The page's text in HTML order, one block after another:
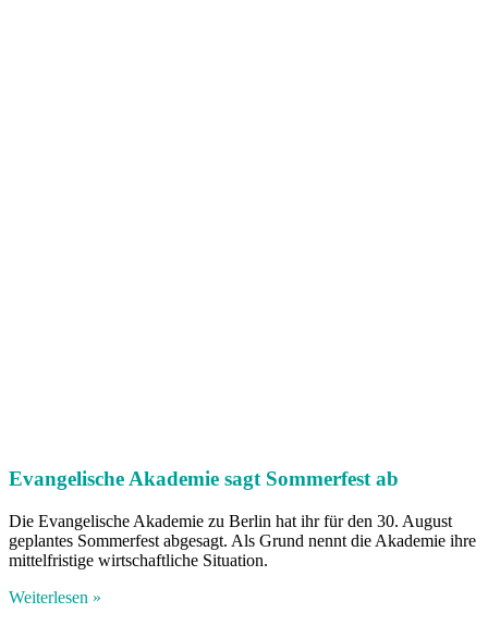
Evangelische Akademie sagt Sommerfest ab
Die Evangelische Akademie zu Berlin hat ihr für den 30. August
geplantes Sommerfest abgesagt. Als Grund nennt die Akademie ihre
mittelfristige wirtschaftliche Situation.
Weiterlesen »